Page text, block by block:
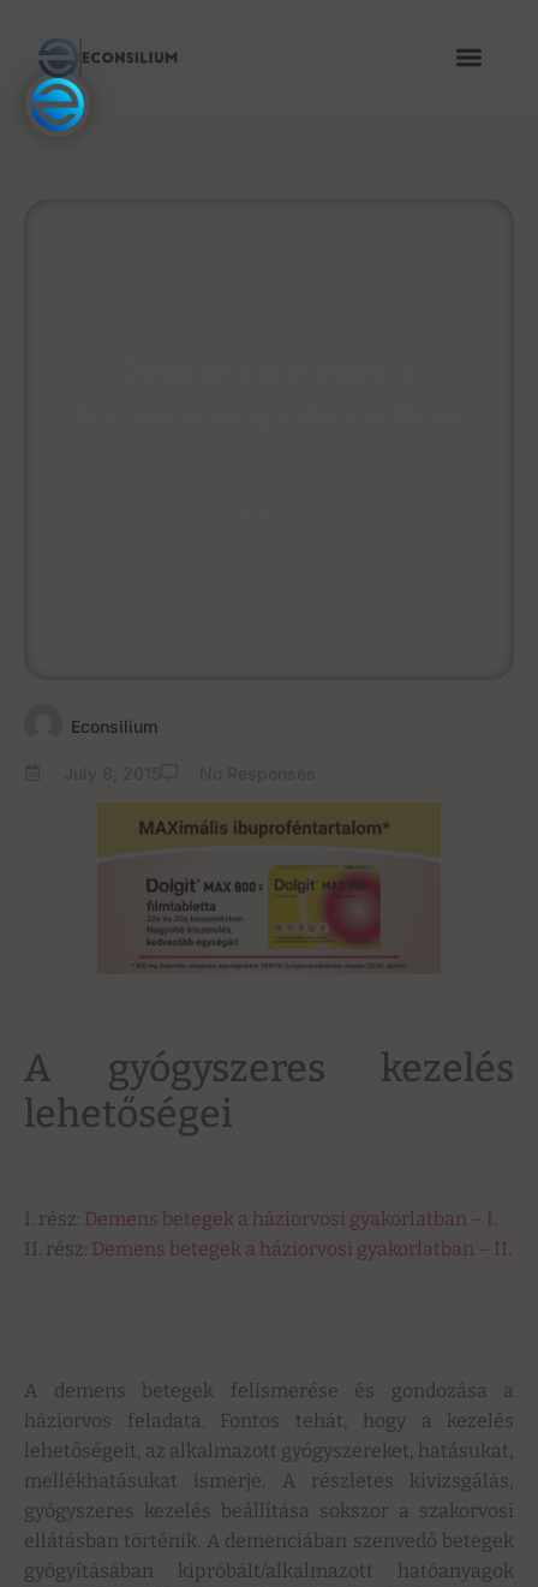
Econsilium
A gyógyszeres kezelés
lehetőségei
I. rész: Demens betegek a háziorvosi gyakorlatban – I.
II. rész: Demens betegek a háziorvosi gyakorlatban – II.
A demens betegek felismerése és gondozása a
háziorvos feladata. Fontos tehát, hogy a kezelés
lehetőségeit, az alkalmazott gyógyszereket, hatásukat,
mellékhatásukat ismerje. A részletes kivizsgálás,
gyógyszeres kezelés beállítása sokszor a szakorvosi
ellátásban történik. A demenciában szenvedő betegek
gyógyításában kipróbált/alkalmazott hatóanyagok